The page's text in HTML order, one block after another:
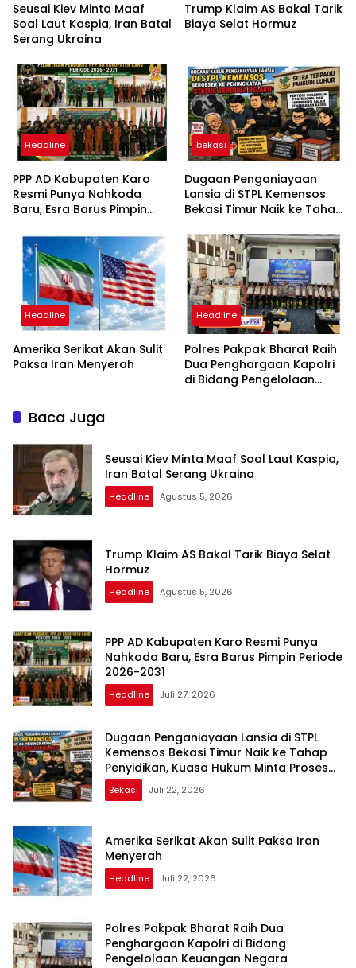
Seusai Kiev Minta Maaf
Soal Laut Kaspia, Iran Batal
Serang Ukraina
Trump Klaim AS Bakal Tarik
Biaya Selat Hormuz
Headline
PPP AD Kabupaten Karo
Resmi Punya Nahkoda
Baru, Esra Barus Pimpin
bekasi
Dugaan Penganiayaan
Lansia di STPL Kemensos
Bekasi Timur Naik ke Tahap
Minta Proses Transparan
dan Bebas Intervensi
Headline
Amerika Serikat Akan Sulit
Paksa Iran Menyerah
Headline
Polres Pakpak Bharat Raih
Dua Penghargaan Kapolri
di Bidang Pengelolaan
Baca Juga
Seusai Kiev Minta Maaf Soal Laut Kaspia,
Iran Batal Serang Ukraina
Headline Agustus 5, 2026
Trump Klaim AS Bakal Tarik Biaya Selat
Hormuz
Headline Agustus 5, 2026
PPP AD Kabupaten Karo Resmi Punya
Nahkoda Baru, Esra Barus Pimpin Periode
2026-2031
Headline Juli 27, 2026
Dugaan Penganiayaan Lansia di STPL
Kemensos Bekasi Timur Naik ke Tahap
Penyidikan, Kuasa Hukum Minta Proses
Transparan dan Bebas Intervensi
Bekasi Juli 22, 2026
Amerika Serikat Akan Sulit Paksa Iran
Menyerah
Headline Juli 22, 2026
Polres Pakpak Bharat Raih Dua
Penghargaan Kapolri di Bidang
Pengelolaan Keuangan Negara